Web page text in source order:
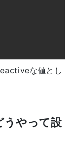
な値とし
うやって設